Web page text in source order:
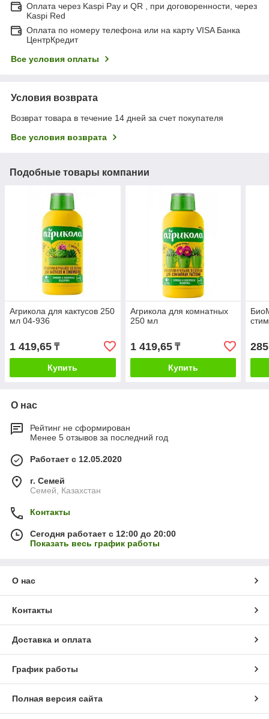
Оплата через Kaspi Pay и QR , при договоренности, через
Kaspi Red
Оплата по номеру телефона или на карту VISA Банка
ЦентрКредит
Все условия оплаты
Условия возврата
Возврат товара в течение 14 дней за счет покупателя
Все условия возврата
Подобные товары компании
Агрикола для кактусов 250
мл 04-936
1 419,65 ₸
Купить
Агрикола для комнатных
250 мл
1 419,65₸
Купить
О нас
Рейтинг не сформирован
Менее 5 отзывов за последний год
Работает с 12.05.2020
г. Семей
Семей, Казахстан
Контакты
Сегодня работает с 12:00 до 20:00
Показать весь график работы
О нас
Контакты
Доставка и оплата
График работы
Полная версия сайта